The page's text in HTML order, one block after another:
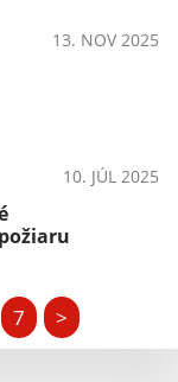
13. NOV 2025
10. JÚL 2025
7 >